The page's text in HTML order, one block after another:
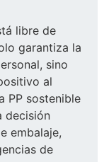
libre de
garantiza la
sino
al
PP sostenible
decisión
embalaje,
de